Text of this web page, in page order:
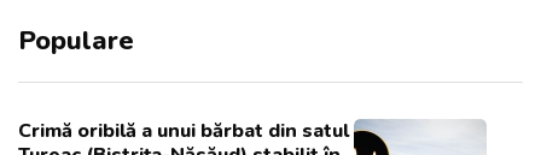
Populare
Crimă oribilă a unui bărbat din satul